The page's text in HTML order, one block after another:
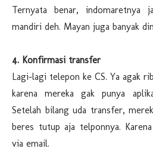
Ternyata benar,
mandiri deh. Mayan juga banyak
4. Konfirmasi transfer
Lagi-lagi telepon ke CS. Ya agak
karena mereka gak punya
Setelah bilang uda transfer,
beres tutup aja telponnya.
via email.